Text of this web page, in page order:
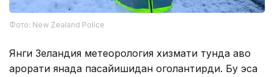
Фото: New Zealand Police
Янги Зеландия метеорология хизмати тунда ҳаво
ҳарорати янада пасайишидан огоҳлантирди. Бу эса